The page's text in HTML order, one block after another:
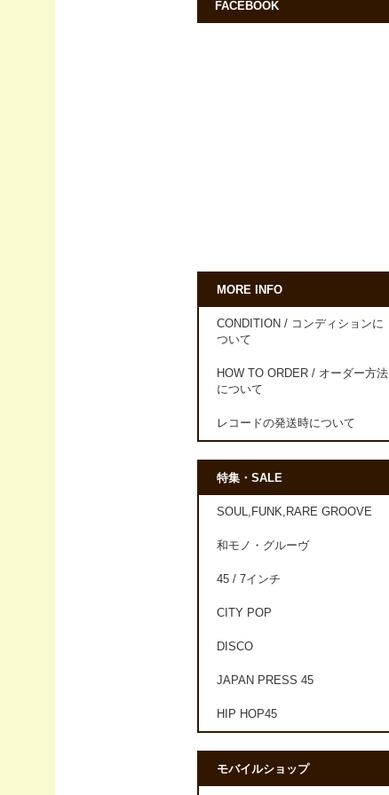
FACEBOOK
MORE INFO
CONDITION / コンディションに
ついて
HOW TO ORDER / オーダー方法
について
レコードの発送時について
特集・SALE
SOUL,FUNK,RARE GROOVE
和モノ・グルーヴ
45 / 7インチ
CITY POP
DISCO
JAPAN PRESS 45
HIP HOP45
モバイルショップ